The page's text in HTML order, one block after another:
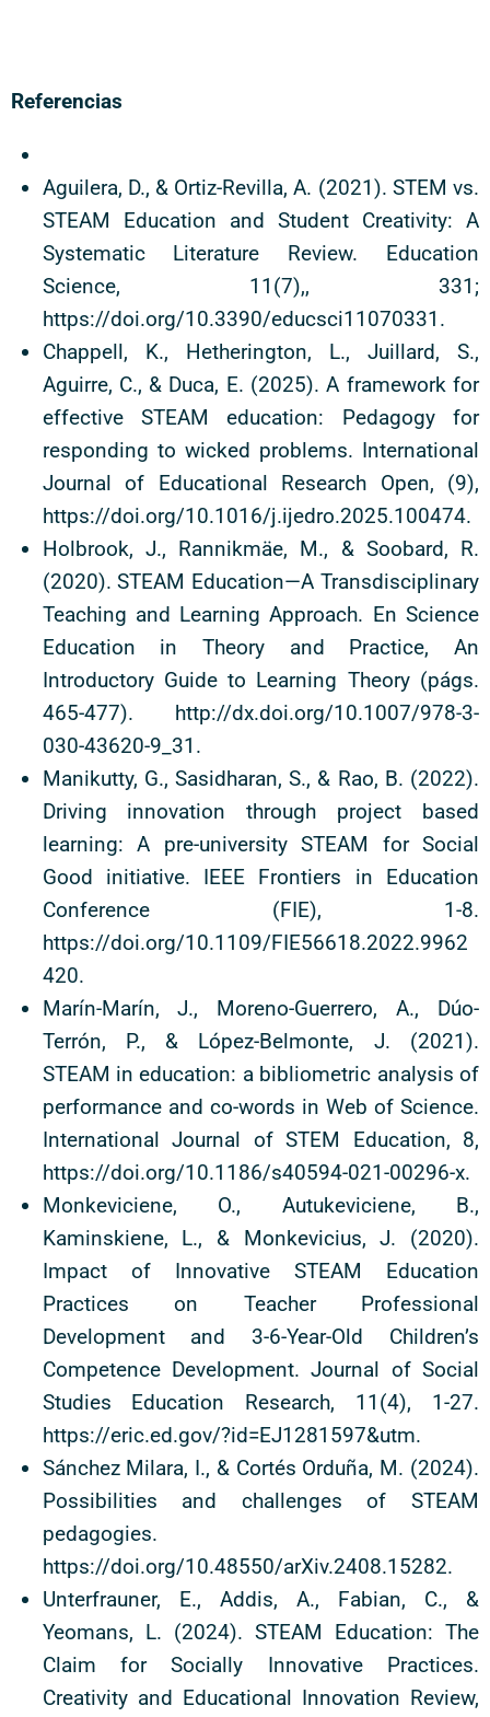
Referencias
Aguilera, D., & Ortiz-Revilla, A. (2021). STEM vs.
STEAM Education and Student Creativity: A
Systematic Literature Review. Education
Science, 11(7),, 331;
https://doi.org/10.3390/educsci11070331.
Chappell, K., Hetherington, L., Juillard, S.,
Aguirre, C., & Duca, E. (2025). A framework for
effective STEAM education: Pedagogy for
responding to wicked problems. International
Journal of Educational Research Open, (9),
https://doi.org/10.1016/j.ijedro.2025.100474.
Holbrook, J., Rannikmäe, M., & Soobard, R.
(2020). STEAM Education—A Transdisciplinary
Teaching and Learning Approach. En Science
Education in Theory and Practice, An
Introductory Guide to Learning Theory (págs.
465-477). http://dx.doi.org/10.1007/978-3-
030-43620-9_31.
Manikutty, G., Sasidharan, S., & Rao, B. (2022).
Driving innovation through project based
learning: A pre-university STEAM for Social
Good initiative. IEEE Frontiers in Education
Conference (FIE), 1-8.
https://doi.org/10.1109/FIE56618.2022.9962
420.
Marín-Marín, J., Moreno-Guerrero, A., Dúo-
Terrón, P., & López-Belmonte, J. (2021).
STEAM in education: a bibliometric analysis of
performance and co-words in Web of Science.
International Journal of STEM Education, 8,
https://doi.org/10.1186/s40594-021-00296-x.
Monkeviciene, O., Autukeviciene, B.,
Kaminskiene, L., & Monkevicius, J. (2020).
Impact of Innovative STEAM Education
Practices on Teacher Professional
Development and 3-6-Year-Old Children’s
Competence Development. Journal of Social
Studies Education Research, 11(4), 1-27.
https://eric.ed.gov/?id=EJ1281597&utm.
Sánchez Milara, I., & Cortés Orduña, M. (2024).
Possibilities and challenges of STEAM
pedagogies.
https://doi.org/10.48550/arXiv.2408.15282.
Unterfrauner, E., Addis, A., Fabian, C., &
Yeomans, L. (2024). STEAM Education: The
Claim for Socially Innovative Practices.
Creativity and Educational Innovation Review,